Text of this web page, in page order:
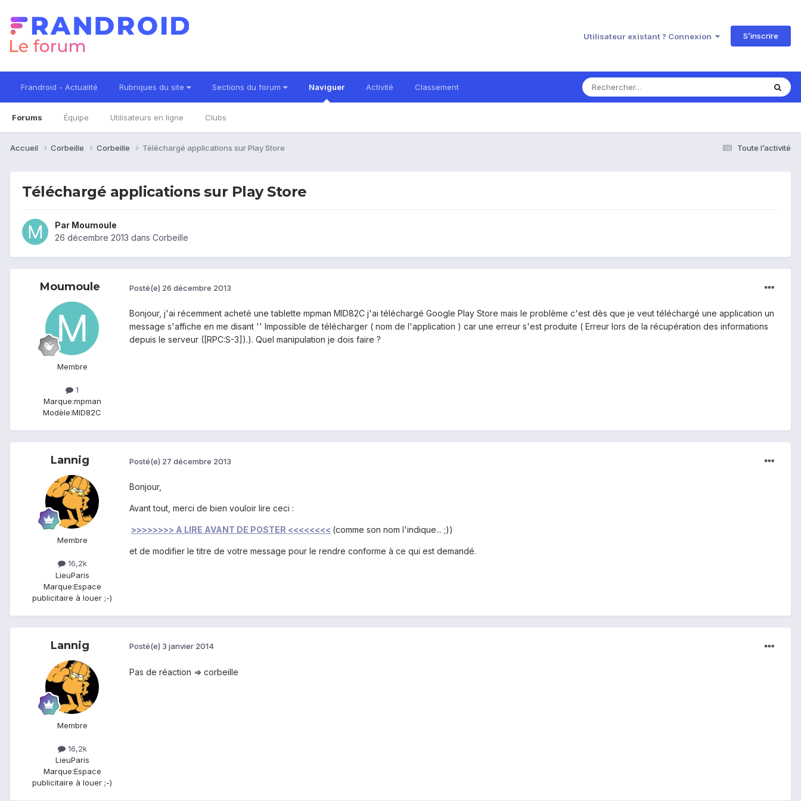
Utilisateur existant ? Connexion S’inscrire
Frandroid - Actualité Rubriques du site Sections du forum Naviguer
Forums Équipe Utilisateurs en ligne Clubs
Activité Classement
Toute l’activité
Accueil Corbeille Corbeille Téléchargé applications sur Play Store
Téléchargé applications sur Play Store
Par Moumoule
26 décembre 2013 dans Corbeille
Moumoule
Membre
1
Marque:mpman
Modèle:MID82C
Posté(e) 26 décembre 2013
Bonjour, j'ai récemment acheté une tablette mpman MID82C j'ai téléchargé Google Play Store mais le problème c'est dès que je veut téléchargé une application un
message s'affiche en me disant '' Impossible de télécharger ( nom de l'application ) car une erreur s'est produite ( Erreur lors de la récupération des informations
depuis le serveur ([RPC:S-3]).). Quel manipulation je dois faire ?
Lannig
Membre
16,2k
LieuParis
Marque:Espace
publicitaire à louer ;-)
Posté(e) 27 décembre 2013
Bonjour,
Avant tout, merci de bien vouloir lire ceci :
>>>>>>>> A LIRE AVANT DE POSTER <<<<<<<< (comme son nom l'indique... ;))
et de modifier le titre de votre message pour le rendre conforme à ce qui est demandé.
Lannig
Membre
16,2k
LieuParis
Marque:Espace
publicitaire à louer ;-)
Posté(e) 3 janvier 2014
Pas de réaction => corbeille